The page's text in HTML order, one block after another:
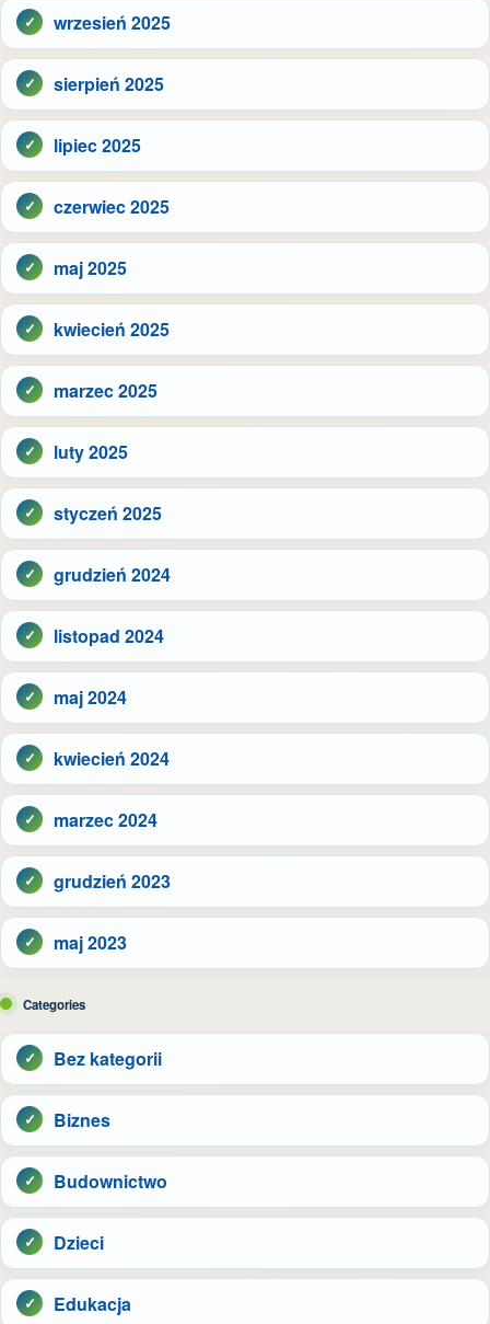
wrzesień 2025
sierpień 2025
lipiec 2025
czerwiec 2025
maj 2025
kwiecień 2025
marzec 2025
luty 2025
styczeń 2025
grudzień 2024
listopad 2024
maj 2024
kwiecień 2024
marzec 2024
grudzień 2023
maj 2023
Categories
Bez kategorii
Biznes
Budownictwo
Dzieci
Edukacja